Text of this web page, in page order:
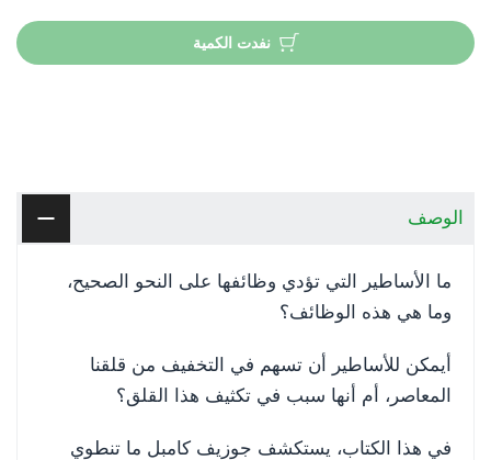
نفدت الكمية
الوصف
ما الأساطير التي تؤدي وظائفها على النحو الصحيح،
وما هي هذه الوظائف؟
أيمكن للأساطير أن تسهم في التخفيف من قلقنا
المعاصر، أم أنها سبب في تكثيف هذا القلق؟
في هذا الكتاب، يستكشف جوزيف كامبل ما تنطوي